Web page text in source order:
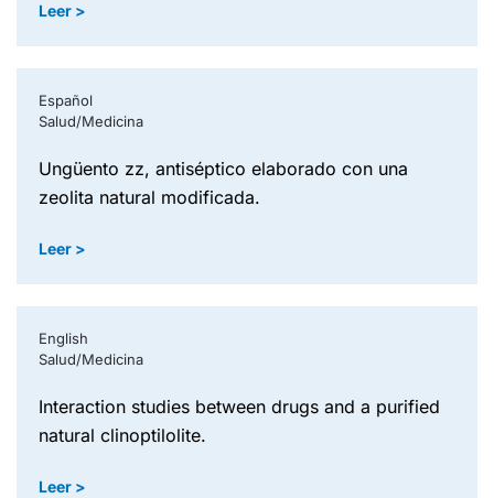
Leer >
Español
Salud/Medicina
ungüento zz, antiséptico elaborado con una
zeolita natural modificada.
Leer >
English
Salud/Medicina
interaction studies between drugs and a purified
natural clinoptilolite.
Leer >